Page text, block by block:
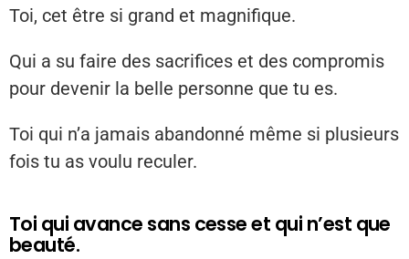
Toi, cet être si grand et magnifique.
Qui a su faire des sacrifices et des compromis
pour devenir la belle personne que tu es.
Toi qui n’a jamais abandonné même si plusieurs
fois tu as voulu reculer.
Toi qui avance sans cesse et qui n’est que
beauté.